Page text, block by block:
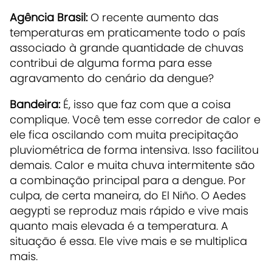
Agência Brasil: O recente aumento das
temperaturas em praticamente todo o país
associado à grande quantidade de chuvas
contribui de alguma forma para esse
agravamento do cenário da dengue?
Bandeira: É, isso que faz com que a coisa
complique. Você tem esse corredor de calor e
ele fica oscilando com muita precipitação
pluviométrica de forma intensiva. Isso facilitou
demais. Calor e muita chuva intermitente são
a combinação principal para a dengue. Por
culpa, de certa maneira, do El Niño. O Aedes
aegypti se reproduz mais rápido e vive mais
quanto mais elevada é a temperatura. A
situação é essa. Ele vive mais e se multiplica
mais.